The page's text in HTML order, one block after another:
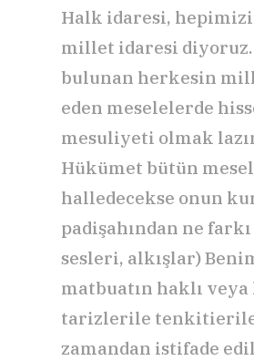
Halk idaresi,
millet idaresi diyoruz.
bulunan herkesin
eden meselelerde
mesuliyeti olmak
Hükümet bütün
halledecekse onun
padişahından ne
sesleri, alkışlar)
matbuatın haklı veya
tarizlerile tenkitierile
zamandan istifade